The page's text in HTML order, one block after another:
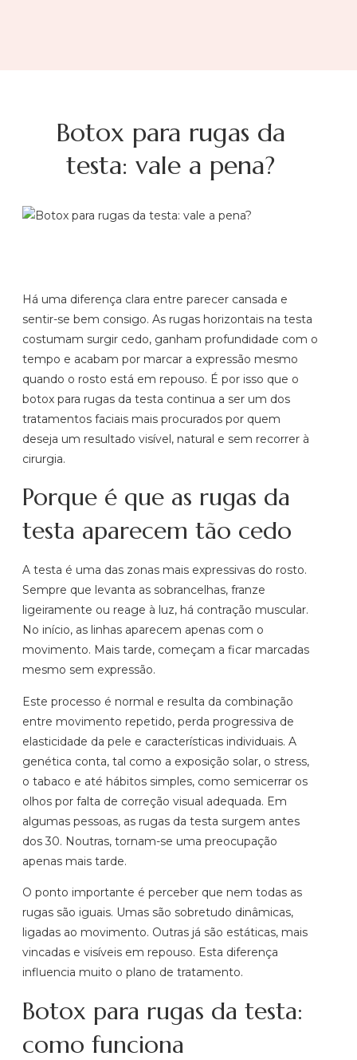
Botox para rugas da
testa: vale a pena?
Há uma diferença clara entre parecer cansada e
sentir-se bem consigo. As rugas horizontais na testa
costumam surgir cedo, ganham profundidade com o
tempo e acabam por marcar a expressão mesmo
quando o rosto está em repouso. É por isso que o
botox para rugas da testa continua a ser um dos
tratamentos faciais mais procurados por quem
deseja um resultado visível, natural e sem recorrer à
cirurgia.
Porque é que as rugas da
testa aparecem tão cedo
A testa é uma das zonas mais expressivas do rosto.
Sempre que levanta as sobrancelhas, franze
ligeiramente ou reage à luz, há contração muscular.
No início, as linhas aparecem apenas com o
movimento. Mais tarde, começam a ficar marcadas
mesmo sem expressão.
Este processo é normal e resulta da combinação
entre movimento repetido, perda progressiva de
elasticidade da pele e características individuais. A
genética conta, tal como a exposição solar, o stress,
o tabaco e até hábitos simples, como semicerrar os
olhos por falta de correção visual adequada. Em
algumas pessoas, as rugas da testa surgem antes
dos 30. Noutras, tornam-se uma preocupação
apenas mais tarde.
O ponto importante é perceber que nem todas as
rugas são iguais. Umas são sobretudo dinâmicas,
ligadas ao movimento. Outras já são estáticas, mais
vincadas e visíveis em repouso. Esta diferença
influencia muito o plano de tratamento.
Botox para rugas da testa:
como funciona